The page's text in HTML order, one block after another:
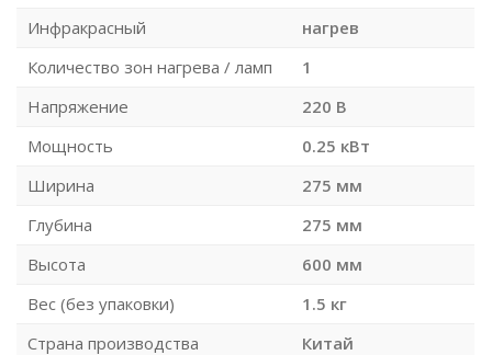
Инфракрасный
нагрев
Количество зон нагрева / ламп
1
Напряжение
220 В
Мощность
0.25 кВт
Ширина
275 мм
Глубина
275 мм
Высота
600 мм
Вес (без упаковки)
1.5 кг
Страна производства
Китай